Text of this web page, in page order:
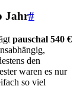
Jahr#
pauschal 540 €
den
waren es nur
so viel